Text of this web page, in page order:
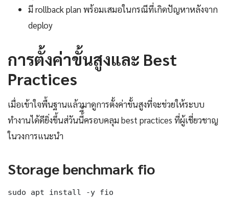
มี rollback plan พร้อมเสมอในกรณีที่เกิดปัญหาหลังจาก
deploy
การตั้งค่าขั้นสูงและ Best
Practices
เมื่อเข้าใจพื้นฐานแล้วมาดูการตั้งค่าขั้นสูงที่จะช่วยให้ระบบ
ทำงานได้ดียิ่งขึ้นส่วันนี้ี้ครอบคลุม best practices ที่ผู้เชี่ยวชาญ
ในวงการแนะนำ
Storage benchmark fio
sudo apt install -y fio